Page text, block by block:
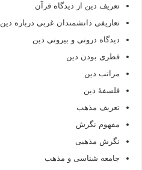
تعریف دین از دیدگاه قرآن
تعاریفی دانشمندان غربی درباره دین
دیدگاه درونی و بیرونی دین
فطری بودن دین
مراتب دین
فلسفۀ دین
تعریف مذهب
مفهوم نگرش
نگرش مذهبی
جامعه شناسی و مذهب